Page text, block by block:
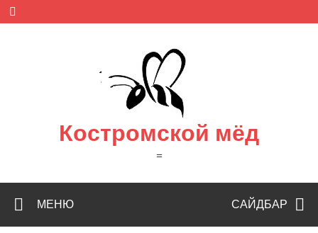
Skip
content
Костромской мёд
=
САЙДБАР
МЕНЮ